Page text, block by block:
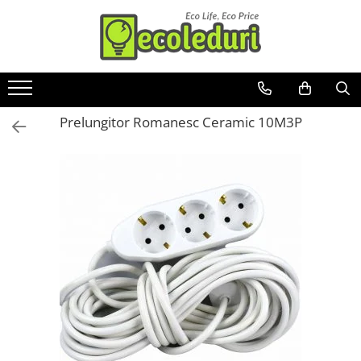
Toate Produsele
Banda LED
Becuri & lampi led cu fasung
Ghirlande luminoase
Modul Led pentru aplica
Tub Neon Fluorescent (Clasic)
Tub Neon LED
Prelungitor Romanesc Ceramic 10M3P